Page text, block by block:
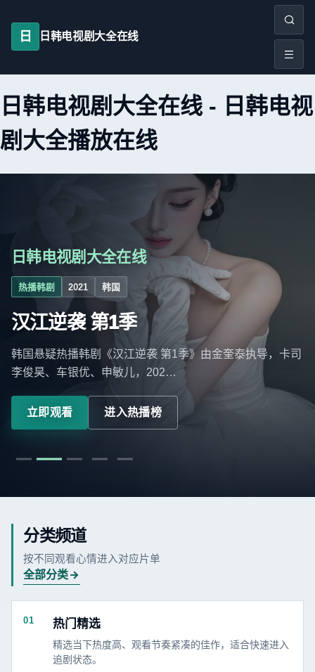
日 日韩电视剧大全在线
日韩电视剧大全在线- 日韩电视
剧大全播放在线
日韩电视剧大全在线
热播韩剧 2021 韩国
汉江逆袭 第1季
韩国悬疑热播韩剧《汉江逆袭 第1季》由金奎泰执导，卡司
李俊昊、车银优、申敏儿，202…
立即观看 进入热播榜
分类频道
按不同观看心情进入对应片单
全部分类
01 热门精选
精选当下热度高、观看节奏紧凑的佳作，适合快速进入
追剧状态。